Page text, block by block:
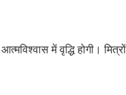
में वृद्धि होगी।